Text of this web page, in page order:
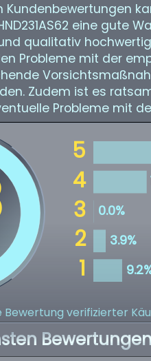
Kundenbewertungen
eine gute
qualitativ
Probleme mit der
Zudem ist es
Probleme mit
verifizierter